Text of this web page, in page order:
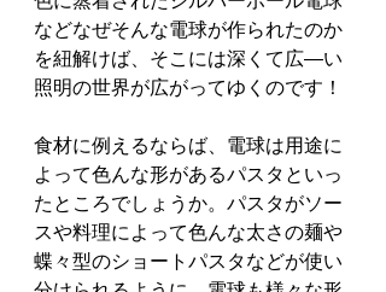
などなぜそんな電球が作られたのか
を紐解けば、そこには深くて広―い
照明の世界が広がってゆくのです！
食材に例えるならば、電球は用途に
よって色んな形があるパスタといっ
たところでしょうか。パスタがソー
スや料理によって色んな太さの麺や
蝶々型のショートパスタなどが使い